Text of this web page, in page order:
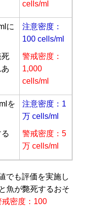
cells/ml
に
死
注意密度：
100 cells/ml
警戒密度：
1,000
cells/ml
を
注意密度：1
万 cells/ml
警戒密度：5
万 cells/ml
でも評価を実施し
魚が斃死するおそ
戒密度：100